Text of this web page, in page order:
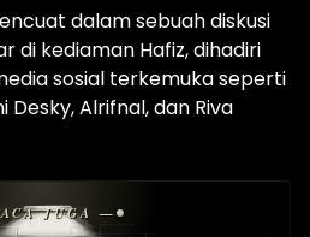
dalam sebuah diskusi
di kediaman Hafiz, dihadiri
sosial terkemuka seperti
Desky, Alrifnal, dan Riva
JUGA —